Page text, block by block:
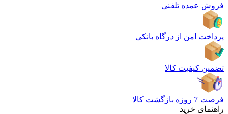
فروش عمده تلفنی
پرداخت امن از درگاه بانکی
تضمین کیفیت کالا
فرصت 7 روزه بازگشت کالا
راهنمای خرید